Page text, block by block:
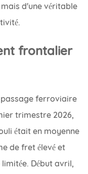
d'une véritable
frontalier
ferroviaire
trimestre 2026,
était en moyenne
de fret élevé et
Début avril,